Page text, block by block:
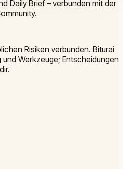
Daily Brief – verbunden mit der
Risiken verbunden. Biturai
Werkzeuge; Entscheidungen